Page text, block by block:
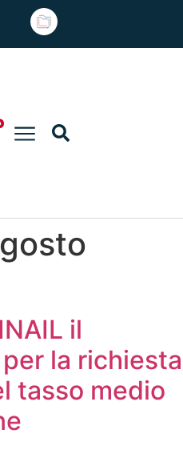
il
la richiesta
tasso medio